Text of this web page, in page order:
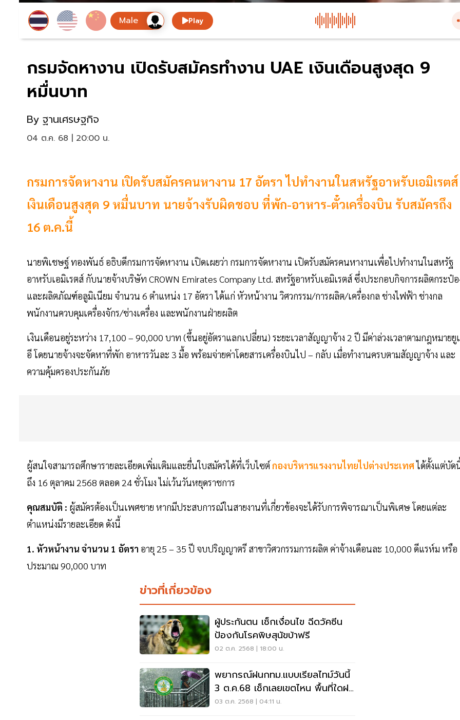
Play
กรมจัดหางาน เปิดรับสมัครทำงาน UAE เงินเดือนสูงสุด 9
หมื่นบาท
By ฐานเศรษฐกิจ
04 ต.ค. 68 | 20:00 น.
กรมการจัดหางาน เปิดรับสมัครคนหางาน 17 อัตรา ไปทำงานในสหรัฐอาหรับเอมิเรตส์
เงินเดือนสูงสุด 9 หมื่นบาท นายจ้างรับผิดชอบ ที่พัก-อาหาร-ตั๋วเครื่องบิน รับสมัครถึง
16 ต.ค.นี้
นายพิเชษฐ์ ทองพันธ์ อธิบดีกรมการจัดหางาน เปิดเผยว่า กรมการจัดหางาน เปิดรับสมัครคนหางานเพื่อไปทำงานในสหรัฐ
อาหรับเอมิเรตส์ กับนายจ้างบริษัท CROWN Emirates Company Ltd. สหรัฐอาหรับเอมิเรตส์ ซึ่งประกอบกิจการผลิตกระป๋อ
และผลิตภัณฑ์อลูมิเนียม จำนวน 6 ตำแหน่ง 17 อัตรา ได้แก่ หัวหน้างาน วิศวกรรม/การผลิต/เครื่องกล ช่างไฟฟ้า ช่างกล
พนักงานควบคุมเครื่องจักร/ช่างเครื่อง และพนักงานฝ่ายผลิต
เงินเดือนอยู่ระหว่าง 17,100 – 90,000 บาท (ขึ้นอยู่อัตราแลกเปลี่ยน) ระยะเวลาสัญญาจ้าง 2 ปี มีค่าล่วงเวลาตามกฎหมายยู
อี โดยนายจ้างจะจัดหาที่พัก อาหารวันละ 3 มื้อ พร้อมจ่ายค่าโดยสารเครื่องบินไป – กลับ เมื่อทำงานครบตามสัญญาจ้าง และ
ความคุ้มครองประกันภัย
ผู้สนใจสามารถศึกษารายละเอียดเพิ่มเติมและยื่นใบสมัครได้ที่เว็บไซต์ กองบริหารแรงงานไทยไปต่างประเทศได้ตั้งแต่บัด
ถึง 16 ตุลาคม 2568 ตลอด 24 ชั่วโมง ไม่เว้นวันหยุดราชการ
คุณสมบัติ : ผู้สมัครต้องเป็นเพศชาย หากมีประสบการณ์ในสายงานที่เกี่ยวข้องจะได้รับการพิจารณาเป็นพิเศษ โดยแต่ละ
ตำแหน่งมีรายละเอียด ดังนี้
1. หัวหน้างาน จำนวน 1 อัตรา อายุ 25 – 35 ปี จบปริญญาตรี สาขาวิศวกรรมการผลิต ค่าจ้างเดือนละ 10,000 ดีแรห์ม หรือ
ประมาณ 90,000 บาท
ข่าวที่เกี่ยวข้อง
ผู้ประกันตน เช็กเงื่อนไข ฉีดวัคซีน
ป้องกันโรคพิษสุนัขบ้าฟรี
02 ต.ค. 2568 | 18:00 น.
พยากรณ์ฝนกทม.แบบเรียลไทม์วันนี้
3 ต.ค.68 เช็กเลยเขตไหน พื้นที่ใดฝน
ตก
03 ต.ค. 2568 | 04:11 น.